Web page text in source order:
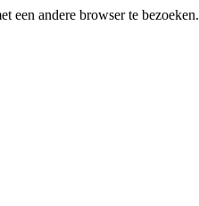
een andere browser te bezoeken.